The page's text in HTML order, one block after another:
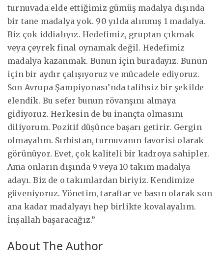
turnuvada elde ettiğimiz gümüş madalya dışında
bir tane madalya yok. 90 yılda alınmış 1 madalya.
Biz çok iddialıyız. Hedefimiz, gruptan çıkmak
veya çeyrek final oynamak değil. Hedefimiz
madalya kazanmak. Bunun için buradayız. Bunun
için bir aydır çalışıyoruz ve mücadele ediyoruz.
Son Avrupa Şampiyonası’nda talihsiz bir şekilde
elendik. Bu sefer bunun rövanşını almaya
gidiyoruz. Herkesin de bu inançta olmasını
diliyorum. Pozitif düşünce başarı getirir. Gergin
olmayalım. Sırbistan, turnuvanın favorisi olarak
görünüyor. Evet, çok kaliteli bir kadroya sahipler.
Ama onların dışında 9 veya 10 takım madalya
adayı. Biz de o takımlardan biriyiz. Kendimize
güveniyoruz. Yönetim, taraftar ve basın olarak son
ana kadar madalyayı hep birlikte kovalayalım.
İnşallah başaracağız.”
About The Author